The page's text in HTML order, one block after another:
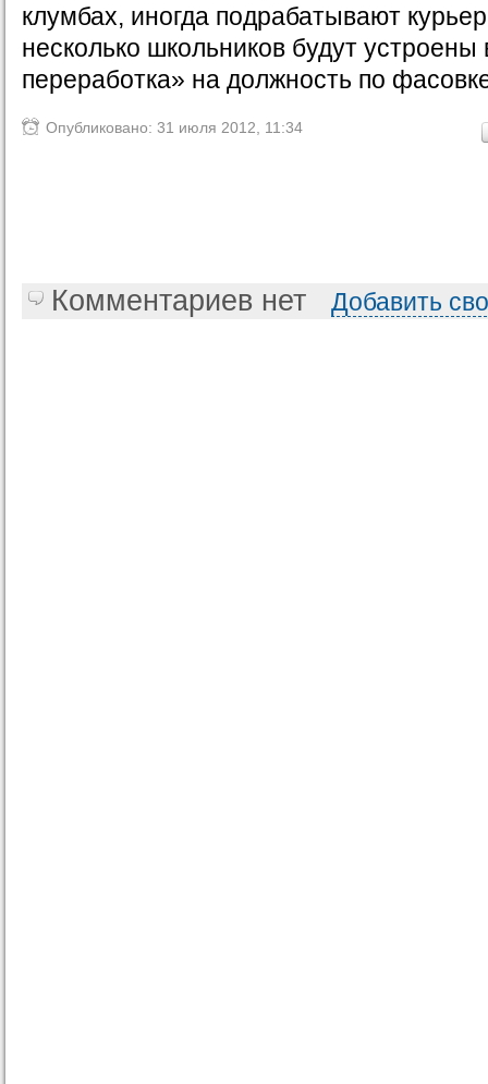
клумбах, иногда подрабатывают
несколько школьников будут
переработка» на должность по
Опубликовано: 31 июля 2012, 11:34
Комментариев нет Добавить